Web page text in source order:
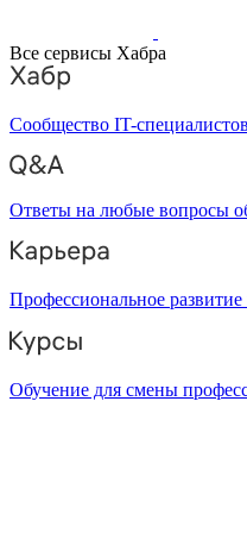
Все сервисы Хабра
Сообщество IT-специалистов
Ответы на любые вопросы
Профессиональное
Обучение для смены